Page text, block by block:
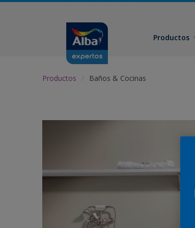
Productos
Productos Baños & Cocinas